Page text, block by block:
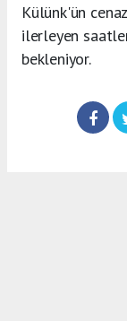
Külünk'ün
ilerleyen
bekleniyor.